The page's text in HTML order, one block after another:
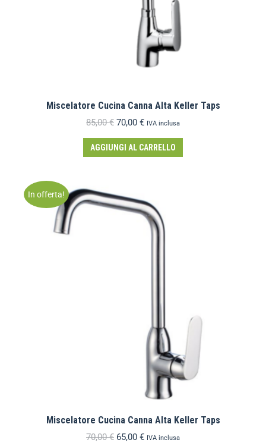
Miscelatore Cucina Canna Alta Keller Taps
85,00€ 70,00 € IVA inclusa
AGGIUNGI AL CARRELLO
In offerta!
Miscelatore Cucina Canna Alta Keller Taps
70,00€ 65,00 € IVA inclusa